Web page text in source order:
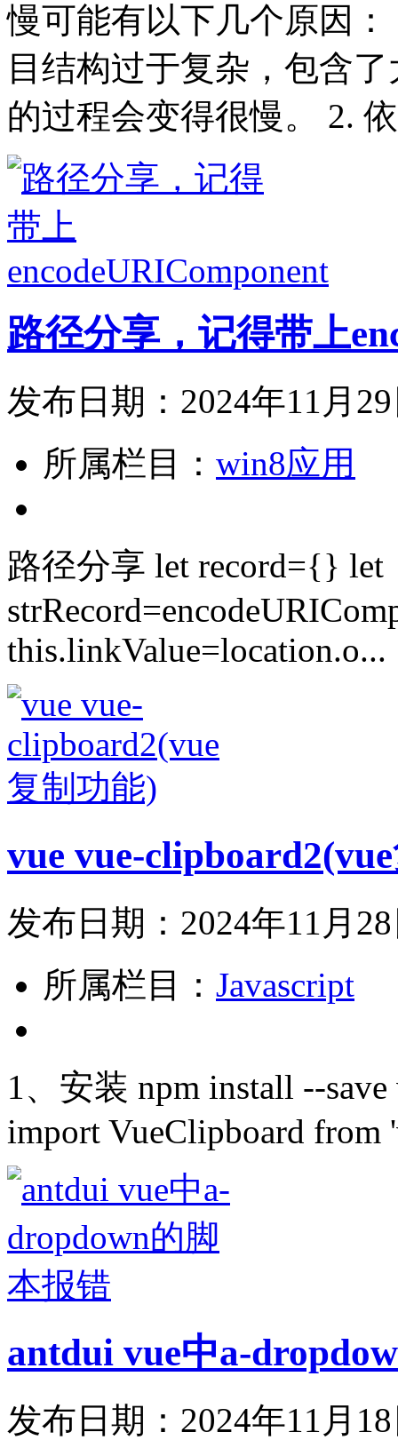
慢可能有以下几个原因
目结构过于复杂，包含
的过程会变得很慢。 2.
路径分享，记得带上
发布日期：2024年11月
所属栏目： win8应用
路径分享 let record={} let
this.linkValue=location.o...
vue vue-
发布日期：2024年11月
所属栏目： Javascript
1、安装 npm install --
import VueClipboard from
antdui vue中a-
发布日期：2024年11月